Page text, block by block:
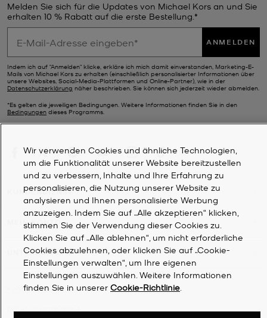
Melden Sie sich für die Updates von Michael Kors an und Sie
erhalten 10 % Rabatt auf die erste Bestellung.*
ANMELDEN
Indem ich auf "Anmelden" klicke, erkläre ich mich damit einverstanden, Marketing-E-
Mails von Michael Kors zu erhalten (einschließlich personalisierter Informationen über
unsere Websites, Social-Media-Plattformen und Online-Partner), wie in der
Datenschutzerklärung näher beschrieben. Sie können sich jederzeit wieder abmelden.
*Es gelten die jeweiligen Bedingungen. Weitere Informationen finden Sie in den
Bedingungen dieses Programms.
KUNDENDIENST
MEIN KONTO
UNTERNEHMEN
2026Michael Kors
Wir verwenden Cookies und ähnliche Technologien,
um die Funktionalität unserer Website bereitzustellen
und zu verbessern, Inhalte und Ihre Erfahrung zu
personalisieren, die Nutzung unserer Website zu
analysieren und Ihnen personalisierte Werbung
anzuzeigen. Indem Sie auf „Alle akzeptieren“ klicken,
stimmen Sie der Verwendung dieser Cookies zu.
Klicken Sie auf „Alle ablehnen“, um nicht erforderliche
Cookies abzulehnen, oder klicken Sie auf „Cookie-
Einstellungen verwalten“, um Ihre eigenen
Einstellungen auszuwählen. Weitere Informationen
finden Sie in unserer Cookie-Richtlinie